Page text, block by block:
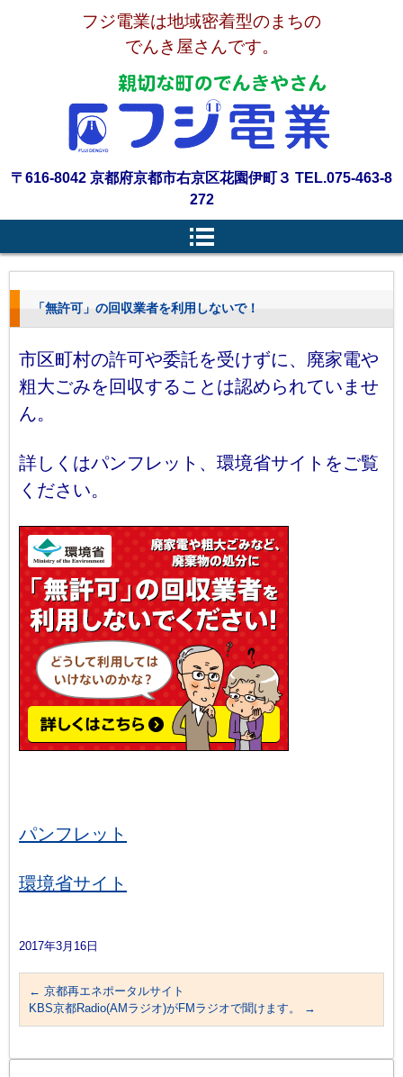
フジ電業は地域密着型のまちの
でんき屋さんです。
〒616-8042 京都府京都市右京区花園伊町３ TEL.075-463-8
272
「無許可」の回収業者を利用しないで！
市区町村の許可や委託を受けずに、廃家電や
粗大ごみを回収することは認められていませ
ん。
詳しくはパンフレット、環境省サイトをご覧
ください。
パンフレット
環境省サイト
2017年3月16日
← 京都再エネポータルサイト
KBS京都Radio(AMラジオ)がFMラジオで聞けます。
→